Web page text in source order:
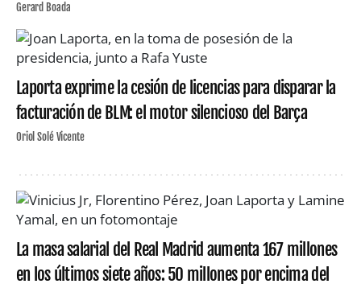
Gerard Boada
Laporta exprime la cesión de licencias para disparar la
facturación de BLM: el motor silencioso del Barça
Oriol Solé Vicente
La masa salarial del Real Madrid aumenta 167 millones
en los últimos siete años: 50 millones por encima del